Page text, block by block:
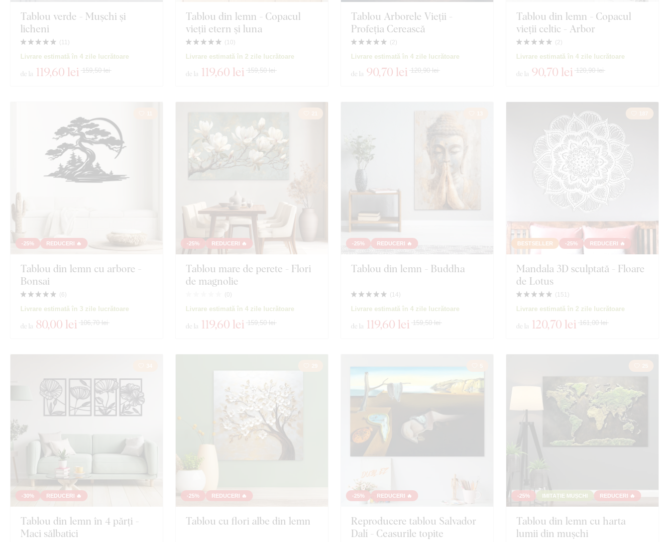
Tablou verde - Mușchi și
licheni
(11)
Livrare estimată în 4 zile lucrătoare
de la 119,60 lei 159,50 lei
Tablou din lemn - Copacul
vieții etern și luna
(10)
Livrare estimată în 2 zile lucrătoare
de la 119,60 lei 159,50 lei
Tablou Arborele Vieții -
Profeția Cerească
(2)
Livrare estimată în 4 zile lucrătoare
de la 90,70 lei 120,90 lei
Tablou din lemn - Copacul
vieții celtic - Arbor
(2)
Livrare estimată în 4 zile lucrătoare
de la 90,70 lei 120,90 lei
-25% REDUCERI 🔥
Tablou din lemn cu arbore -
Bonsai
(6)
Livrare estimată în 3 zile lucrătoare
de la 80,00 lei 106,70 lei
-25% REDUCERI 🔥
Tablou mare de perete - Flori
de magnolie
( 0)
Livrare estimată în 4 zile lucrătoare
de la 119,60 lei 159,50 lei
-25% REDUCERI 🔥
Tablou din lemn - Buddha
(14 )
Livrare estimată în 4 zile lucrătoare
de la 119,60 lei 159,50 lei
BESTSELLER -25% REDUCERI 🔥
Mandala 3D sculptată - Floare
de Lotus
(151)
Livrare estimată în 2 zile lucrătoare
de la 120,70 lei 161,00 lei
-30% REDUCERI 🔥
Tablou din lemn în 4 părți -
Maci sălbatici
-25% REDUCERI 🔥
Tablou cu flori albe din lemn
-25% REDUCERI 🔥
Reproducere tablou Salvador
Dalí - Ceasurile topite
-25% IMITAȚIE MUȘCHI REDUCERI 🔥
Tablou din lemn cu harta
lumii din mușchi